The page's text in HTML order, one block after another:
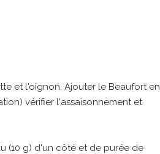
et l'oignon. Ajouter le Beaufort en
vérifier l'assaisonnement et
(10 g) d'un côté et de purée de